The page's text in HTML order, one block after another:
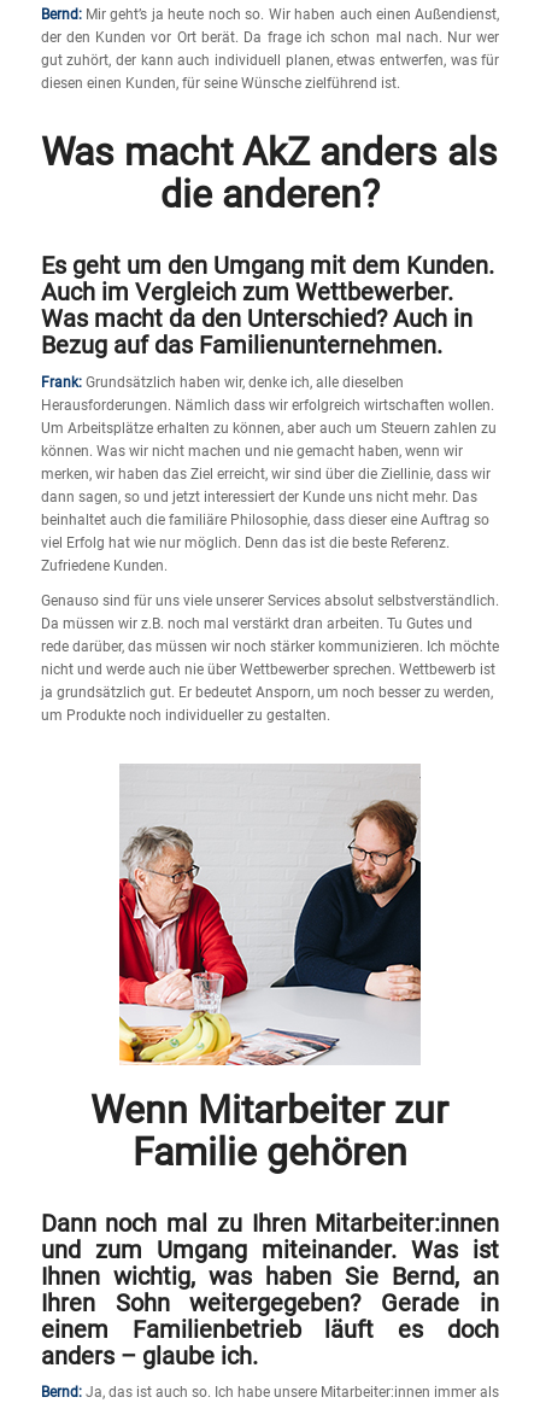
Bernd: Mir geht’s ja heute noch so. Wir haben auch einen Außendienst,
der den Kunden vor Ort berät. Da frage ich schon mal nach. Nur wer
gut zuhört, der kann auch individuell planen, etwas entwerfen, was für
diesen einen Kunden, für seine Wünsche zielführend ist.
Was macht AkZ anders als
die anderen?
Es geht um den Umgang mit dem Kunden.
Auch im Vergleich zum Wettbewerber.
Was macht da den Unterschied? Auch in
Bezug auf das Familienunternehmen.
Frank: Grundsätzlich haben wir, denke ich, alle dieselben
Herausforderungen. Nämlich dass wir erfolgreich wirtschaften wollen.
Um Arbeitsplätze erhalten zu können, aber auch um Steuern zahlen zu
können. Was wir nicht machen und nie gemacht haben, wenn wir
merken, wir haben das Ziel erreicht, wir sind über die Ziellinie, dass wir
dann sagen, so und jetzt interessiert der Kunde uns nicht mehr. Das
beinhaltet auch die familiäre Philosophie, dass dieser eine Auftrag so
viel Erfolg hat wie nur möglich. Denn das ist die beste Referenz.
Zufriedene Kunden.
Genauso sind für uns viele unserer Services absolut selbstverständlich.
Da müssen wir z.B. noch mal verstärkt dran arbeiten. Tu Gutes und
rede darüber, das müssen wir noch stärker kommunizieren. Ich möchte
nicht und werde auch nie über Wettbewerber sprechen. Wettbewerb ist
ja grundsätzlich gut. Er bedeutet Ansporn, um noch besser zu werden,
um Produkte noch individueller zu gestalten.
Wenn Mitarbeiter zur
Familie gehören
Dann noch mal zu Ihren Mitarbeiter:innen
und zum Umgang miteinander. Was ist
Ihnen wichtig, was haben Sie Bernd, an
Ihren Sohn weitergegeben? Gerade in
einem Familienbetrieb läuft es doch
anders – glaube ich.
Bernd: Ja, das ist auch so. Ich habe unsere Mitarbeiter:innen immer als